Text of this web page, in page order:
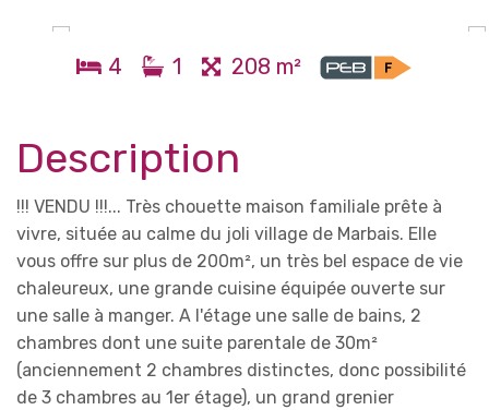
4 1 208 m²
Description
!!! VENDU !!!... Très chouette maison familiale prête à
vivre, située au calme du joli village de Marbais. Elle
vous offre sur plus de 200m², un très bel espace de vie
chaleureux, une grande cuisine équipée ouverte sur
une salle à manger. A l'étage une salle de bains, 2
chambres dont une suite parentale de 30m²
(anciennement 2 chambres distinctes, donc possibilité
de 3 chambres au 1er étage), un grand grenier